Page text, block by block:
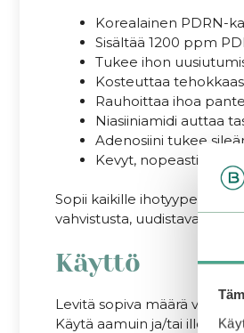
Korealainen PDRN-
Sisältää 1200 ppm
Tukee ihon
Kosteuttaa
Rauhoittaa ihoa
Niasiiniamidi auttaa
Adenosiini tukee
Kevyt, nopeasti
Sopii kaikille ihotyypeille,
vahvistusta, uudistavaa
Käyttö
Levitä sopiva määrä
Käytä aamuin ja/tai illoin.